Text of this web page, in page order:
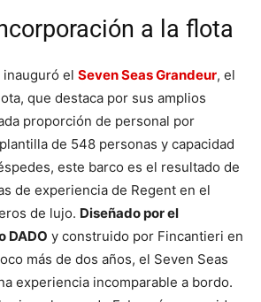
a la flota
el Seven Seas Grandeur, el
que destaca por sus amplios
proporción de personal por
de 548 personas y capacidad
este barco es el resultado de
de experiencia de Regent en el
de lujo. Diseñado por el
DADO y construido por Fincantieri en
más de dos años, el Seven Seas
experiencia incomparable a bordo.